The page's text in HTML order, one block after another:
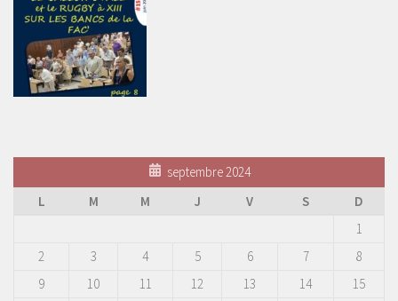
septembre 2024
L
M M J V S
D
1
2
3 4 5 6 7
8
9
10 11 12 13 14
15